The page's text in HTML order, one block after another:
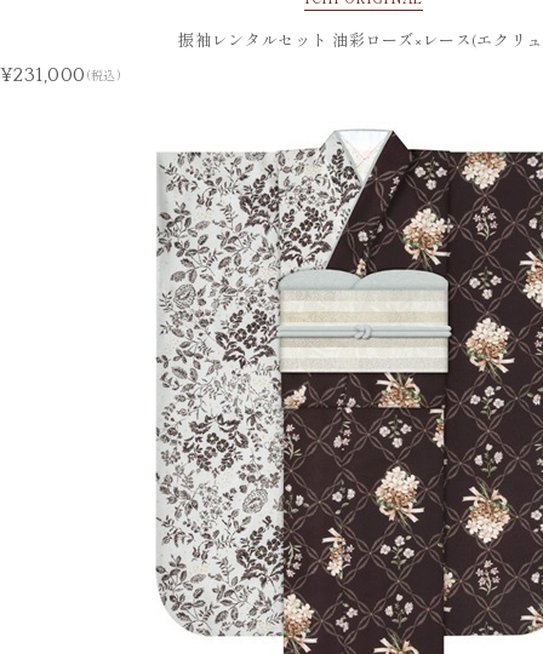
振袖レンタルセット 油彩ローズ×レース(エクリ
¥231,000 (税込)